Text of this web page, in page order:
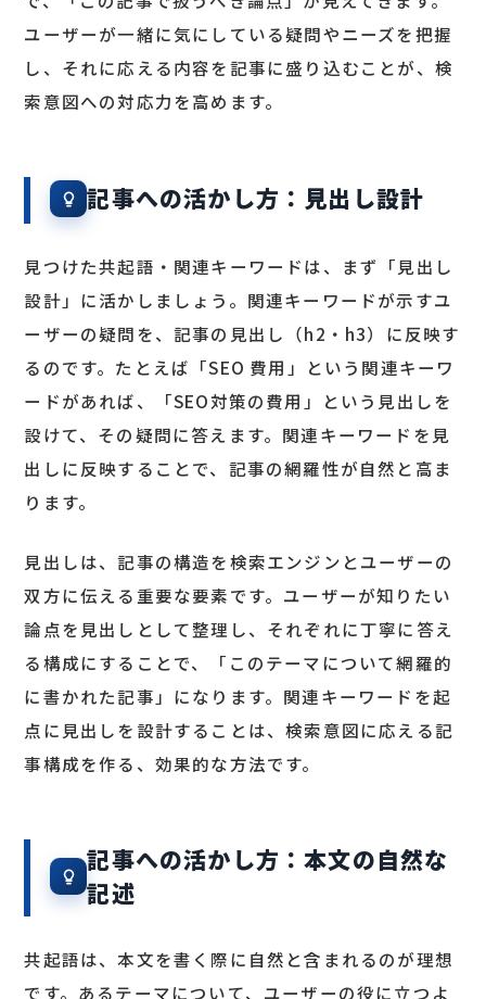
ユーザーが一緒に気にしている疑問やニーズを把握
し、それに応える内容を記事に盛り込むことが、検
索意図への対応力を高めます。
記事への活かし方：見出し設計
見つけた共起語・関連キーワードは、まず「見出し
設計」に活かしましょう。関連キーワードが示すユ
ーザーの疑問を、記事の見出し（h2・h3）に反映す
るのです。たとえば「SEO 費用」という関連キーワ
ードがあれば、「SEO対策の費用」という見出しを
設けて、その疑問に答えます。関連キーワードを見
出しに反映することで、記事の網羅性が自然と高ま
ります。
見出しは、記事の構造を検索エンジンとユーザーの
双方に伝える重要な要素です。ユーザーが知りたい
論点を見出しとして整理し、それぞれに丁寧に答え
る構成にすることで、「このテーマについて網羅的
に書かれた記事」になります。関連キーワードを起
点に見出しを設計することは、検索意図に応える記
事構成を作る、効果的な方法です。
記事への活かし方：本文の自然な
記述
共起語は、本文を書く際に自然と含まれるのが理想
です。あるテーマについて、ユーザーの役に立つよ